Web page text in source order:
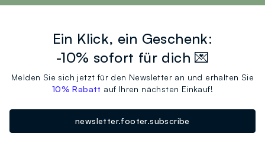
Ein Klick, ein Geschenk:
-10% sofort für dich 💌
Melden Sie sich jetzt für den Newsletter an und erhalten Sie
10% Rabatt auf Ihren nächsten Einkauf!
newsletter.footer.subscribe